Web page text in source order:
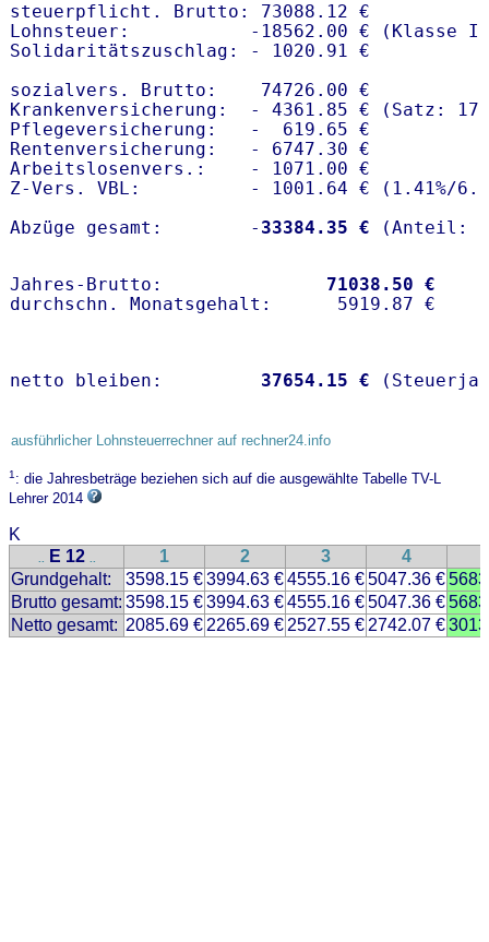
steuerpflicht. Brutto: 73088.12 €
Lohnsteuer:           -18562.00 € (Klasse I)
Solidaritätszuschlag: - 1020.91 €
sozialvers. Brutto:    74726.00 €
Krankenversicherung:  - 4361.85 € (Satz:
Pflegeversicherung:   -  619.65 €
Rentenversicherung:   - 6747.30 €
Arbeitslosenvers.:    - 1071.00 €
Z-Vers. VBL:          - 1001.64 € ( 1.41%/
Abzüge gesamt:        - 33384.35 €
Jahres-Brutto: 71038.50 €
netto bleiben: 37654.15 €
ausführlicher Lohnsteuerrechner auf rechner24.info
1: die Jahresbeträge beziehen sich auf die ausgewählte Tabelle TV-L
Lehrer 2014
K
.. E 12 .. 1 2 3 4
Grundgehalt:
3598.15 €3994.63 €4555.16 €5047.36 €
Brutto gesamt: 3598.15 €3994.63 €4555.16 €5047.36 €
Netto gesamt: 2085.69 € 2265.69 € 2527.55 € 2742.07 €